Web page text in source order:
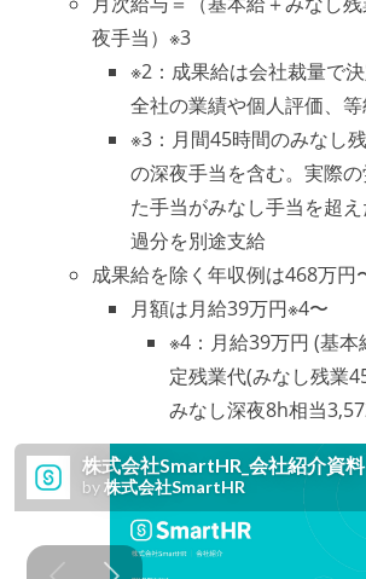
夜手当）※3
※2：成果給は会社裁量で
全社の業績や個人評価、
※3：月間45時間のみなし
の深夜手当を含む。実際
た手当がみなし手当を超
過分を別途支給
成果給を除く年収例は468万円
月額は月給39万円※4〜
※4：月給39万円 (基
定残業代(みなし残業
みなし深夜8h相当